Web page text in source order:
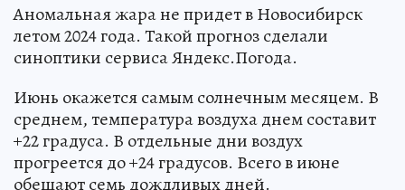
Аномальная жара не придет в Новосибирск
летом 2024 года. Такой прогноз сделали
синоптики сервиса Яндекс.Погода.
Июнь окажется самым солнечным месяцем. В
среднем, температура воздуха днем составит
+22 градуса. В отдельные дни воздух
прогреется до +24 градусов. Всего в июне
обещают семь дождливых дней.